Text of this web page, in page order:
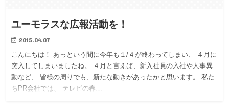
ユーモラスな広報活動を！
2015.04.07
こんにちは！ あっという間に今年も１/４が終わってしまい、 ４月に
突入してしまいましたね。 ４月と言えば、新入社員の入社や人事異
動など、 皆様の周りでも、新たな動きがあったかと思います。 私た
ちPR会社では、 テレビの春…